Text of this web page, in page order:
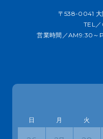
〒538-0041 大
TEL
営業時間／AM9:30～
日
月 火